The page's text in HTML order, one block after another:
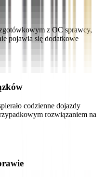
z OC sprawcy,
pojawia się dodatkowe
codzienne dojazdy
rozwiązaniem na